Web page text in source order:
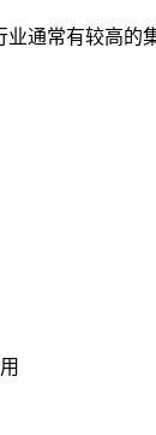
通常有较高的